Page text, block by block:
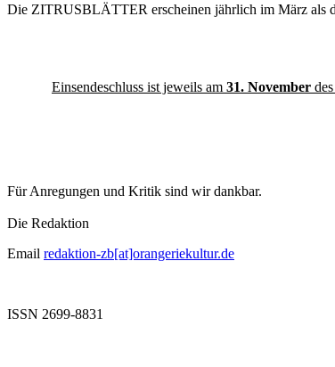
Die ZITRUSBLÄTTER erscheinen jährlich im März als
Einsendeschluss ist jeweils am 31. November
Für Anregungen und Kritik sind wir dankbar.
Die Redaktion
Email redaktion-zb[at]orangeriekultur.de
ISSN 2699-8831